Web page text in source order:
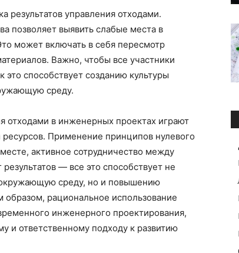
управления отходами.
позволяет выявить слабые места в
может включать в себя пересмотр
Важно, чтобы все участники
это способствует созданию культуры
среду.
отходами в инженерных проектах играют
Применение принципов нулевого
активное сотрудничество между
— все это способствует не
среду, но и повышению
рациональное использование
инженерного проектирования,
и ответственному подходу к развитию